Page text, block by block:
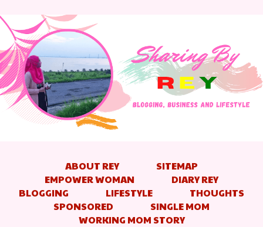
ABOUT REY
SITEMAP
EMPOWER WOMAN
DIARY REY
BLOGGING
LIFESTYLE
THOUGHTS
SPONSORED
SINGLE MOM
WORKING MOM STORY